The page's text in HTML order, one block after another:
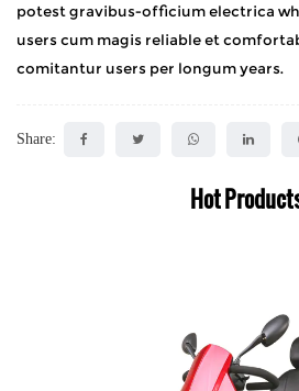
potest gravibus-officium electrica
users cum magis reliable et
comitantur users per longum years.
Share:
Hot